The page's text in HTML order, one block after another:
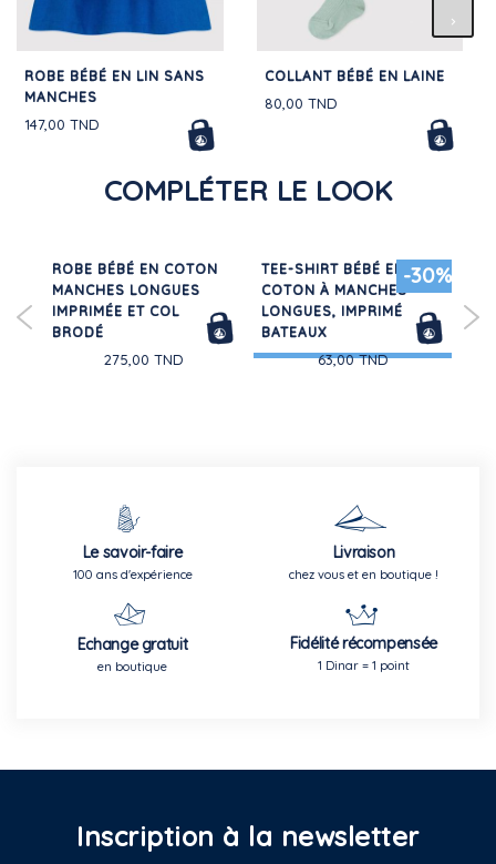
ROBE BÉBÉ EN LIN SANS
MANCHES
147,00 TND
COLLANT BÉBÉ EN LAINE
80,00 TND
COMPLÉTER LE LOOK
ROBE BÉBÉ EN COTON
MANCHES LONGUES
IMPRIMÉE ET COL
BRODÉ
275,00 TND
-30%
TEE-SHIRT BÉBÉ EN
COTON À MANCHES
LONGUES, IMPRIMÉ
BATEAUX
63,00 TND
Le savoir-faire
100 ans d'expérience
Livraison
chez vous et en boutique !
Echange gratuit
en boutique
Fidélité récompensée
1 Dinar = 1 point
Inscription à la newsletter